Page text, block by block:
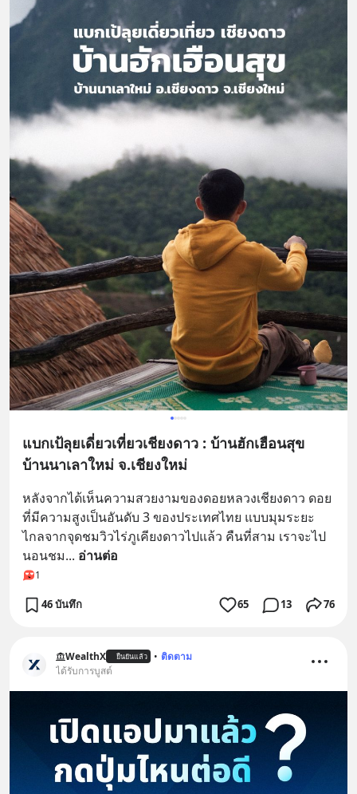
แบกเป้ลุยเดี่ยวเที่ยวเชียงดาว : บ้านฮักเฮือนสุข
บ้านนาเลาใหม่ จ.เชียงใหม่
หลังจากได้เห็นความสวยงามของดอยหลวงเชียงดาว ดอย
ที่มีความสูงเป็นอันดับ 3 ของประเทศไทย แบบมุมระยะ
ไกลจากจุดชมวิวไร่ภูเคียงดาวไปแล้ว คืนที่สาม เราจะไป
นอนชม... อ่านต่อ
1
46 บันทึก 65 13 76
WealthX ยืนยันแล้ว • ติดตาม
ได้รับการบูสต์